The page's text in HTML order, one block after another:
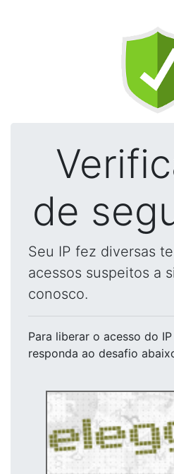
de
Seu IP fez diversas
acessos suspeitos a
conosco.
Para liberar o acesso do IP
responda ao desafio